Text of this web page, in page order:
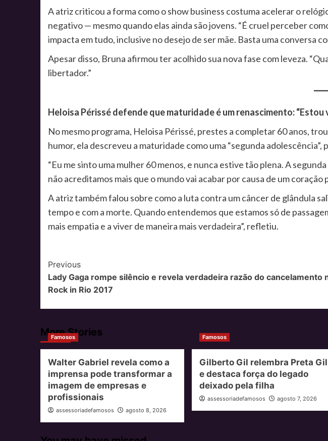
A atriz criticou a forma como o show business costuma acelerar o
negativo — mesmo quando elas ainda são jovens. “É cruel perceber
impacta em tudo, inclusive no desejo de ser mãe. Basta uma conversa
Apesar disso, Bruna afirmou ter acolhido sua nova fase com leveza.
libertador.”
Heloisa Périssé defende que maturidade é um renascimento: “Estou
No mesmo programa, Heloisa Périssé, prestes a completar 60 anos,
humor, ela descreveu a maturidade como uma “segunda adolescência”,
“Eu me sinto uma mulher 60 menos, e nunca estive tão plena. A
não acreditamos mais que o mundo vai acabar por causa de um coração
A atriz também falou sobre como a luta contra um câncer de glândula
tempo e com a morte. Quando entendemos que estamos só de
mais empatia e a viver de maneira mais verdadeira”, refletiu.
Post
Navigation
Previous
Lady Gaga rompe silêncio e revela verdadeira razão do cancelamento
Rock in Rio 2017
More Stories
Famosos
Walter Gabriel revela como a
imprensa pode transformar a
imagem de empresas e
profissionais
assessoriadefamosos agosto 8, 2026
Famosos
Gilberto Gil relembra Preta Gil
e destaca força do legado
deixado pela filha
assessoriadefamosos agosto 7, 2026